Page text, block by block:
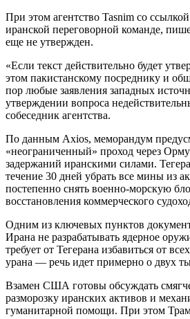
При этом агентство Tasnim со
иранской переговорной команде,
еще не утвержден.
«Если текст действительно будет
этом пакистанскому посреднику и
пор любые заявления западных
утверждении вопроса
собеседник агентства.
По данным Axios, меморандум
«неограниченный» проход через
задержаний иранскими силами.
течение 30 дней убрать все мины
постепенно снять военно-морскую
восстановления коммерческого
Одним из ключевых пунктов
Ирана не разрабатывать ядерное
требует от Тегерана избавиться от
урана — речь идет примерно о двух
Взамен США готовы обсуждать
разморозку иранских активов и
гуманитарной помощи. При этом